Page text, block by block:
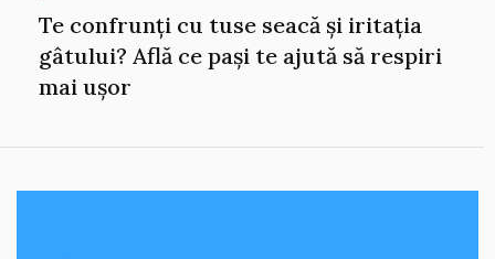
Te confrunți cu tuse seacă și iritația
gâtului? Află ce pași te ajută să respiri
mai ușor